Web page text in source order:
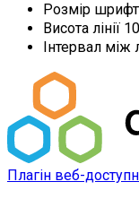
Розмір
Висота лінії
Інтервал між
Плагін веб-